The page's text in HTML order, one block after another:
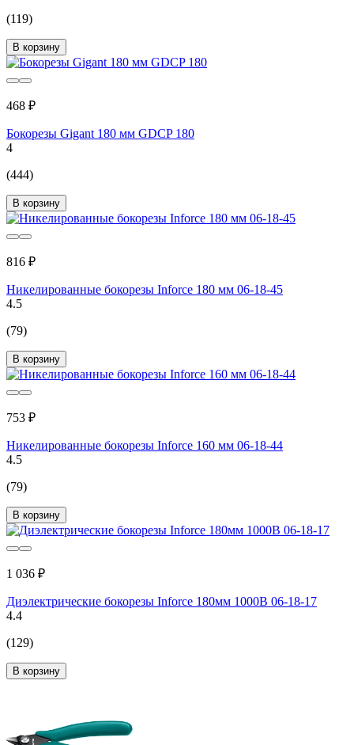
(119)
В корзину
468 ₽
Бокорезы Gigant 180 мм GDCP 180
4
(444)
В корзину
816 ₽
Никелированные бокорезы Inforce 180 мм 06-18-45
4.5
(79)
В корзину
753 ₽
Никелированные бокорезы Inforce 160 мм 06-18-44
4.5
(79)
В корзину
1 036 ₽
Диэлектрические бокорезы Inforce 180мм 1000В 06-18-17
4.4
(129)
В корзину